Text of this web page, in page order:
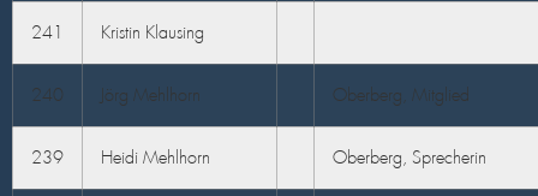
241 Kristin Klausing
240 Jörg Mehlhorn Oberberg, Mitglied
239 Heidi Mehlhorn Oberberg, Sprecherin